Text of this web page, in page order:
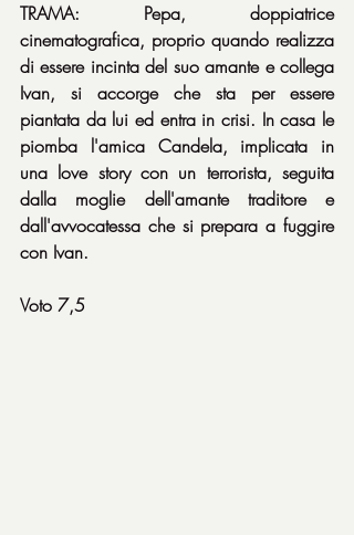
TRAMA: Pepa, doppiatrice
cinematografica, proprio quando realizza
di essere incinta del suo amante e collega
Ivan, si accorge che sta per essere
piantata da lui ed entra in crisi. In casa le
piomba l'amica Candela, implicata in
una love story con un terrorista, seguita
dalla moglie dell'amante traditore e
dall'avvocatessa che si prepara a fuggire
con Ivan.
Voto 7,5